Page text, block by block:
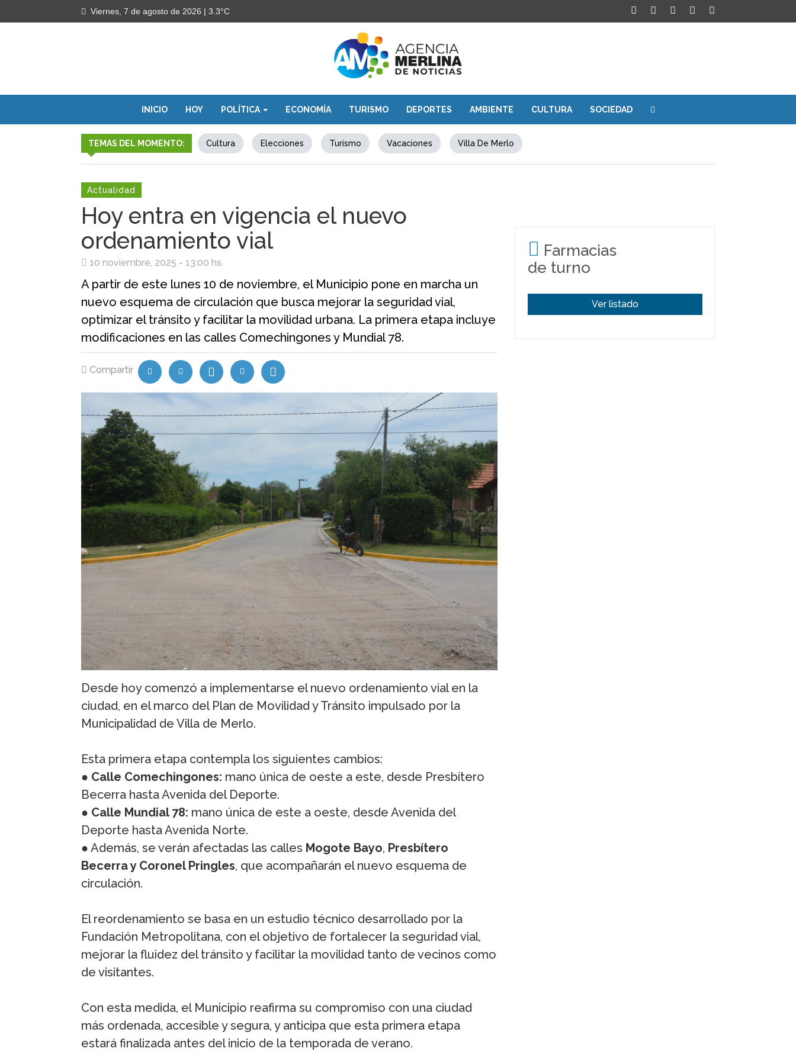
Viernes, 7 de agosto de 2026 | 3.3°C
INICIO HOY POLÍTICA ECONOMÍA TURISMO DEPORTES AMBIENTE CULTURA SOCIEDAD
TEMAS DEL MOMENTO: Cultura Elecciones Turismo Vacaciones Villa De Merlo
Actualidad
Hoy entra en vigencia el nuevo
ordenamiento vial
10 noviembre, 2025 - 13:00 hs.
A partir de este lunes 10 de noviembre, el Municipio pone en marcha un
nuevo esquema de circulación que busca mejorar la seguridad vial,
optimizar el tránsito y facilitar la movilidad urbana. La primera etapa incluye
modificaciones en las calles Comechingones y Mundial 78.
Compartir
Desde hoy comenzó a implementarse el nuevo ordenamiento vial en la
ciudad, en el marco del Plan de Movilidad y Tránsito impulsado por la
Municipalidad de Villa de Merlo.
Esta primera etapa contempla los siguientes cambios:
● Calle Comechingones: mano única de oeste a este, desde Presbítero
Becerra hasta Avenida del Deporte.
● Calle Mundial 78: mano única de este a oeste, desde Avenida del
Deporte hasta Avenida Norte.
● Además, se verán afectadas las calles Mogote Bayo, Presbítero
Becerra y Coronel Pringles, que acompañarán el nuevo esquema de
circulación.
El reordenamiento se basa en un estudio técnico desarrollado por la
Fundación Metropolitana, con el objetivo de fortalecer la seguridad vial,
mejorar la fluidez del tránsito y facilitar la movilidad tanto de vecinos como
de visitantes.
Con esta medida, el Municipio reafirma su compromiso con una ciudad
más ordenada, accesible y segura, y anticipa que esta primera etapa
estará finalizada antes del inicio de la temporada de verano.
Farmacias
de turno
Ver listado